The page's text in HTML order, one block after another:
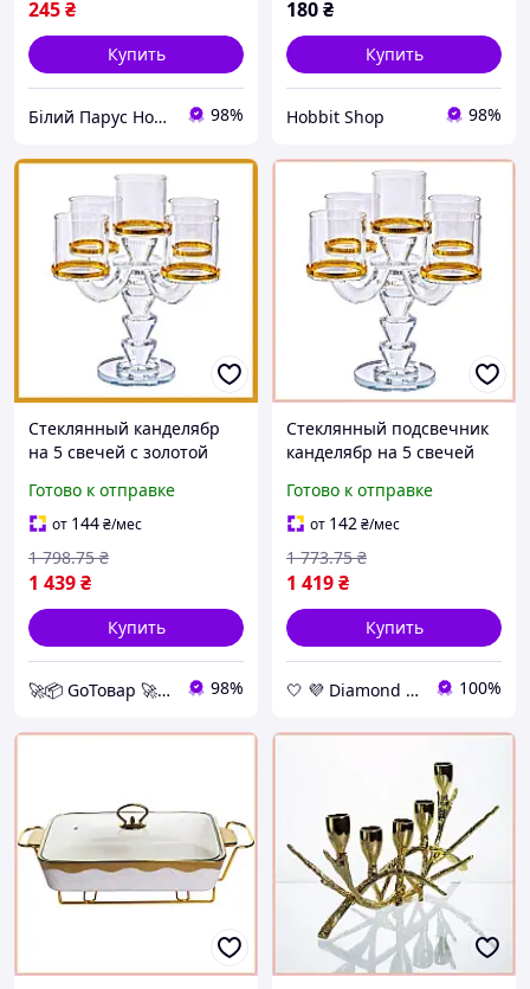
245₴
Купить
Білий Парус HoReCa та B2B комплексне обслуговування 98%
180₴
Купить
Hobbit Shop 98%
Стеклянный канделябр
на 5 свечей с золотой
праздничного стола или
оформления фотозон
Готово к отправке
от 144₴/мес
1 439₴
1 798.75 ₴
Купить
🚀📦 GoТовар 🚀📦 сеть интернет магазинов 98%
Стеклянный подсвечник
канделябр на 5 свечей
стола, с золотой
окантовкой 19×19×23 см
Готово к отправке
от 142₴/мес
1 419₴
1 773.75 ₴
Купить
🤍 💜 Diamond 🤍 💜 100%